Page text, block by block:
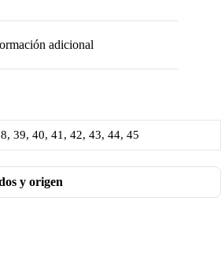
adicional
39, 40, 41, 42, 43, 44, 45
y origen